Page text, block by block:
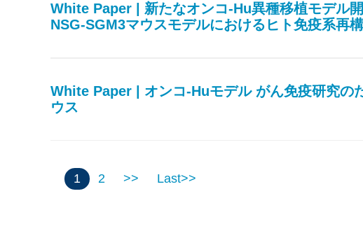
White Paper | 新たなオンコ-Hu異種移植モデル
NSG-SGM3マウスモデルにおけるヒト免疫系再
White Paper | オンコ-Huモデル がん免疫研究の
ウス
1 2 >> Last>>